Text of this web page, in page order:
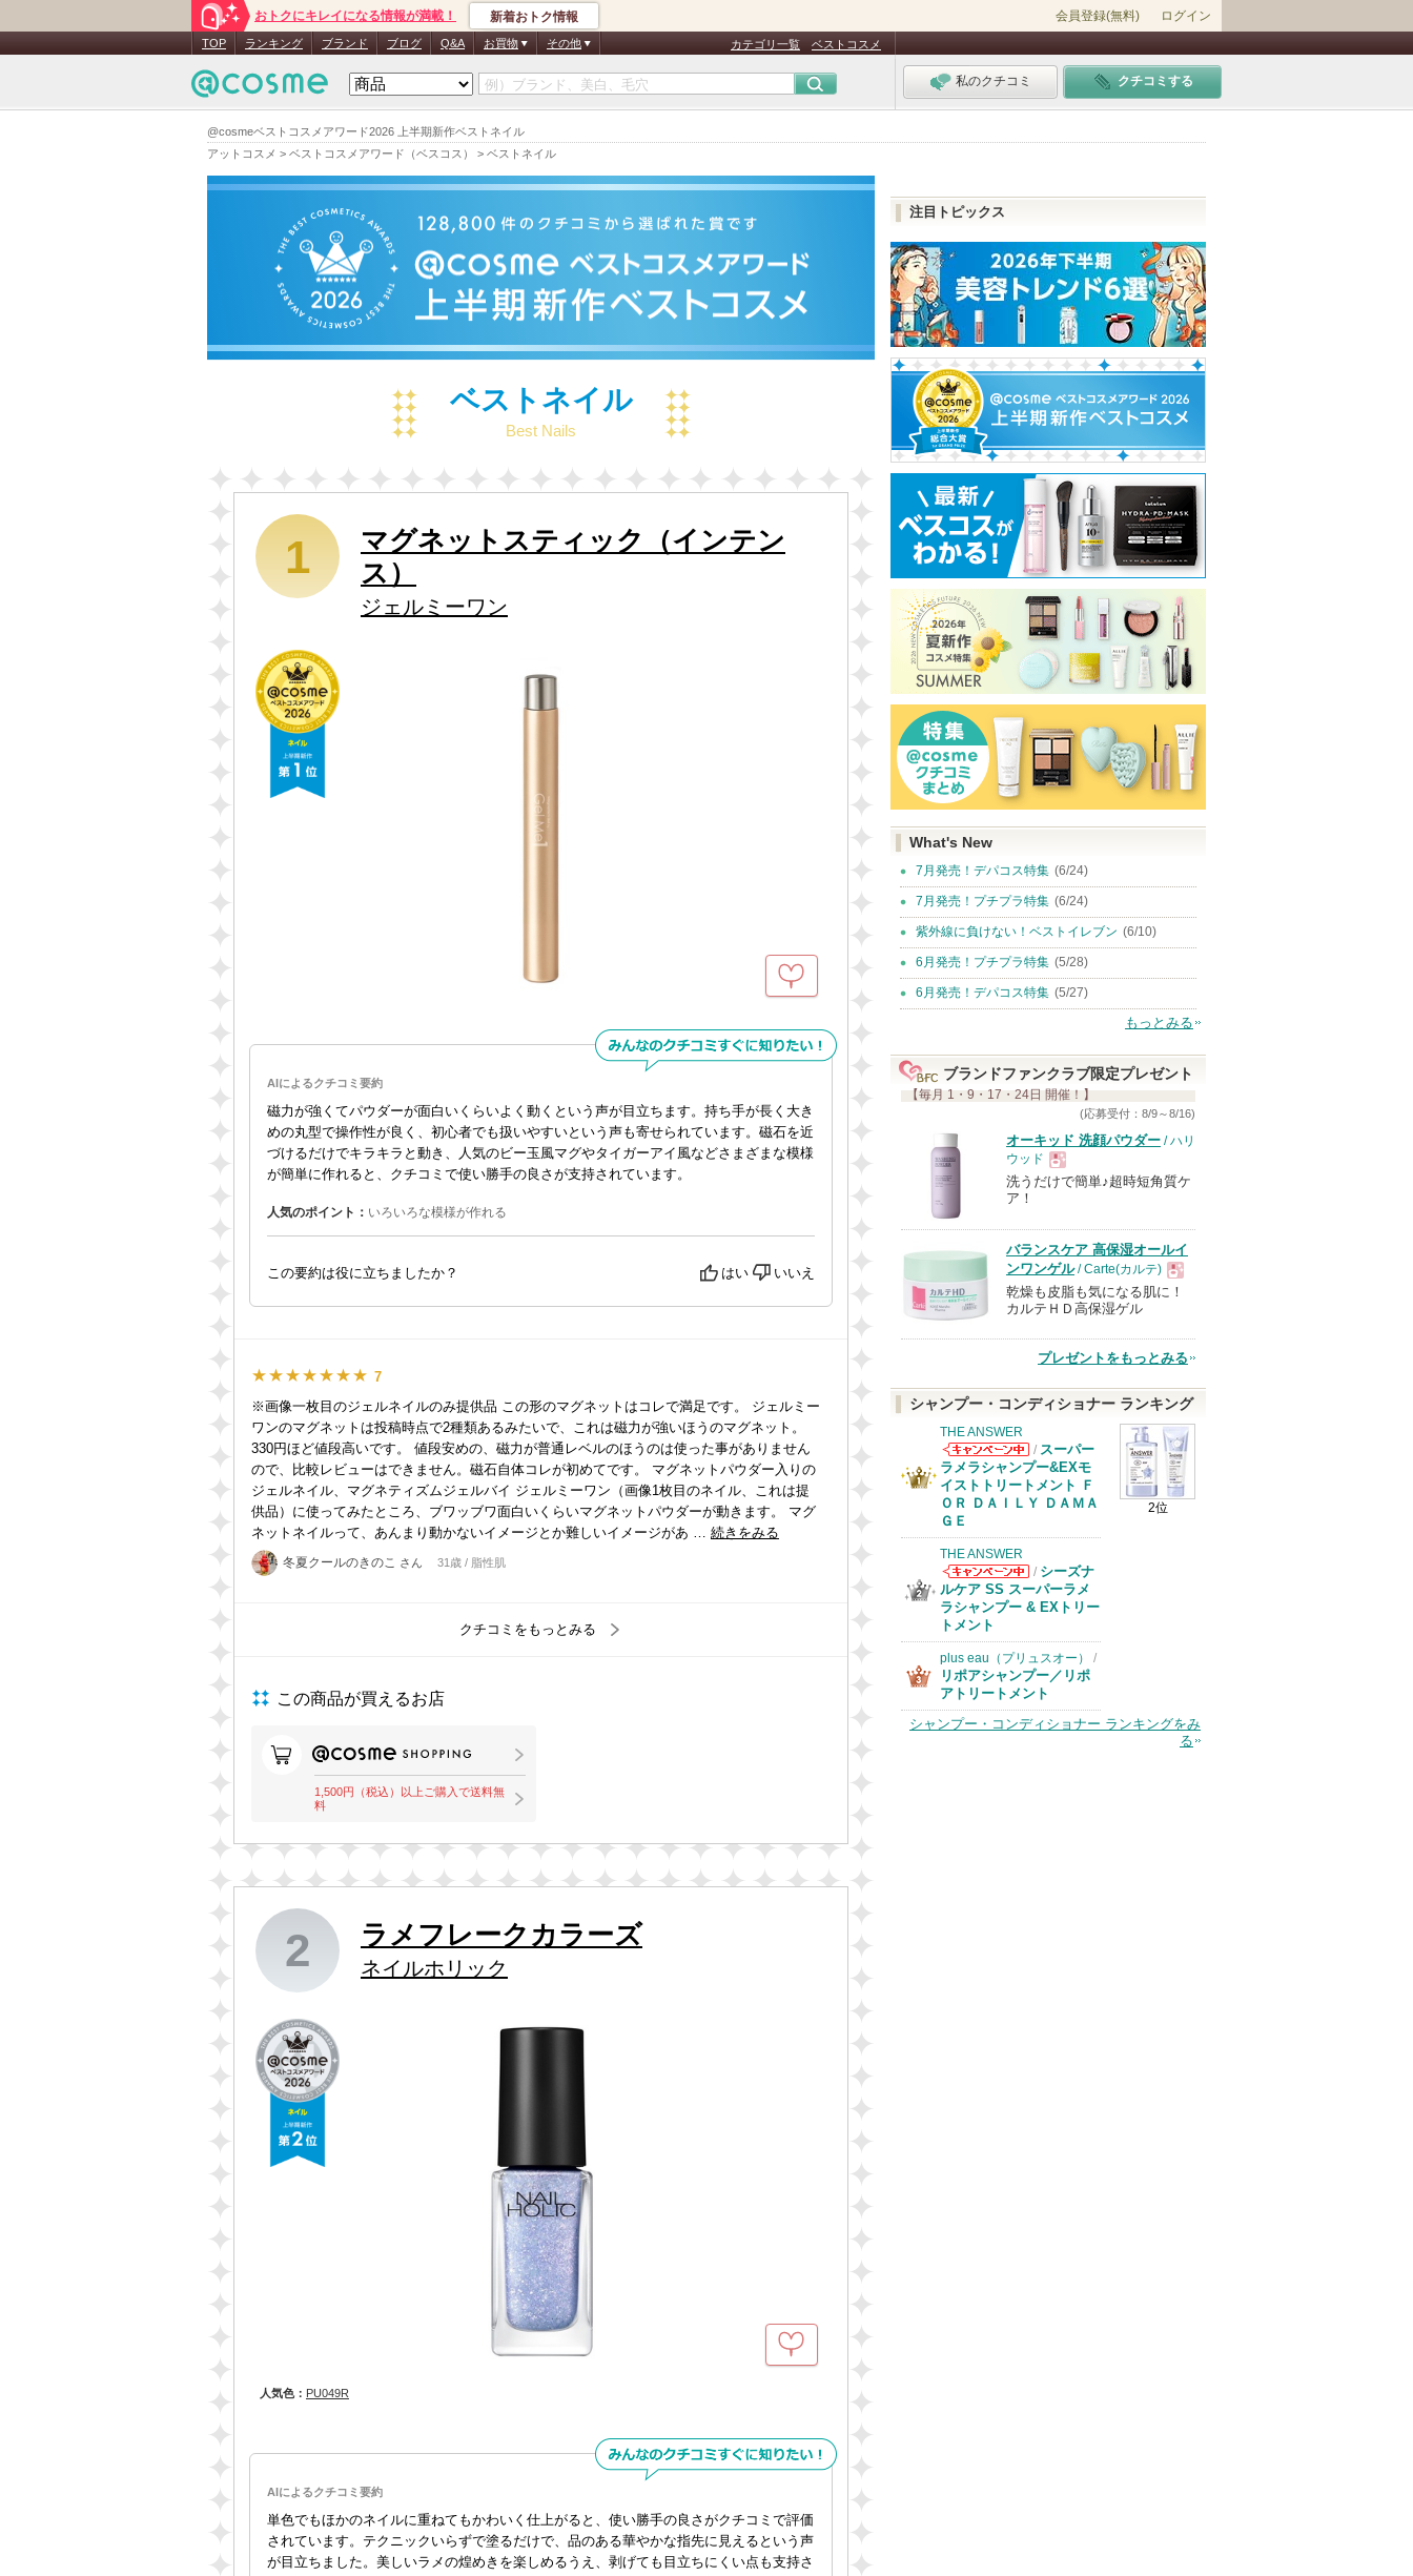
@cosmeベストコスメアワード2026 上半期新作ベストネイル
アットコスメ > ベストコスメアワード（ベスコス） > ベストネイル
おトクにキレイになる情報が満載！ 新着おトク情報 会員登録(無料) ログイン
TOP ランキング ブランド ブログ Q&A お買物 その他 カテゴリ一覧 ベストコスメ
私のクチコミ クチコミする
ベストネイル
Best Nails
1
マグネットスティック（インテン
ス）
ジェルミーワン
AIによるクチコミ要約
磁力が強くてパウダーが面白いくらいよく動くという声が目立ちます。持ち手が長く大き
めの丸型で操作性が良く、初心者でも扱いやすいという声も寄せられています。磁石を近
づけるだけでキラキラと動き、人気のビー玉風マグやタイガーアイ風などさまざまな模様
が簡単に作れると、クチコミで使い勝手の良さが支持されています。
人気のポイント： いろいろな模様が作れる
この要約は役に立ちましたか？ はい いいえ
★★★★★★★ 7
※画像一枚目のジェルネイルのみ提供品 この形のマグネットはコレで満足です。 ジェルミー
ワンのマグネットは投稿時点で2種類あるみたいで、これは磁力が強いほうのマグネット。
330円ほど値段高いです。 値段安めの、磁力が普通レベルのほうのは使った事がありません
ので、比較レビューはできません。磁石自体コレが初めてです。 マグネットパウダー入りの
ジェルネイル、マグネティズムジェルバイ ジェルミーワン（画像1枚目のネイル、これは提
供品）に使ってみたところ、ブワッブワ面白いくらいマグネットパウダーが動きます。 マグ
ネットネイルって、あんまり動かないイメージとか難しいイメージがあ … 続きをみる
冬夏クールのきのこ さん 31歳 / 脂性肌
クチコミをもっとみる
この商品が買えるお店
1,500円（税込）以上ご購入で送料無
料
2 ラメフレークカラーズ
ネイルホリック
人気色： PU049R
AIによるクチコミ要約
単色でもほかのネイルに重ねてもかわいく仕上がると、使い勝手の良さがクチコミで評価
されています。テクニックいらずで塗るだけで、品のある華やかな指先に見えるという声
が目立ちました。美しいラメの煌めきを楽しめるうえ、剥げても目立ちにくい点も支持さ
注目トピックス
What's New
7月発売！デパコス特集 (6/24)
7月発売！プチプラ特集 (6/24)
紫外線に負けない！ベストイレブン (6/10)
6月発売！プチプラ特集 (5/28)
6月発売！デパコス特集 (5/27)
もっとみる
ブランドファンクラブ限定プレゼント
【毎月 1・9・17・24日 開催！】
(応募受付：8/9～8/16)
オーキッド 洗顔パウダー / ハリ
ウッド
現
品
洗うだけで簡単♪超時短角質ケ
ア！
バランスケア 高保湿オールイ
ンワンゲル/ Carte(カルテ)
現
品
乾燥も皮脂も気になる肌に！
カルテＨＤ高保湿ゲル
プレゼントをもっとみる
シャンプー・コンディショナー ランキング
2位
THE ANSWER
THE ANSWER
からのお知らせ
があります
/ スーパー
ラメラシャンプー&EXモ
イストトリートメント Ｆ
ＯＲ ＤＡＩＬＹ ＤＡＭＡ
ＧＥ
THE ANSWER
THE ANSWER
からのお知らせ
があります
/ シーズナ
ルケア SS スーパーラメ
ラシャンプー & EXトリー
トメント
plus eau（プリュスオー） /
リポアシャンプー／リポ
アトリートメント
シャンプー・コンディショナー ランキングをみ
る